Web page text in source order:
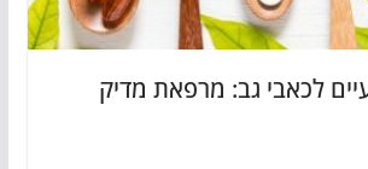
לכאבי גב: מרפאת מדיק